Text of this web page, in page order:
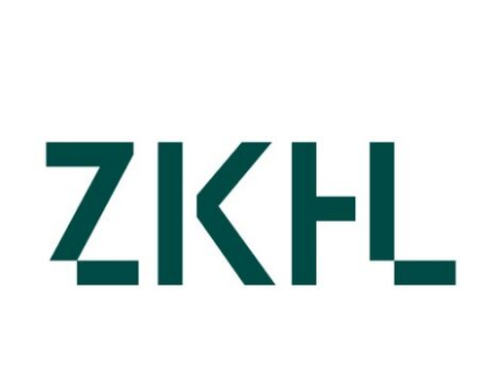
News – Wir sind umgezogen
Allgemein